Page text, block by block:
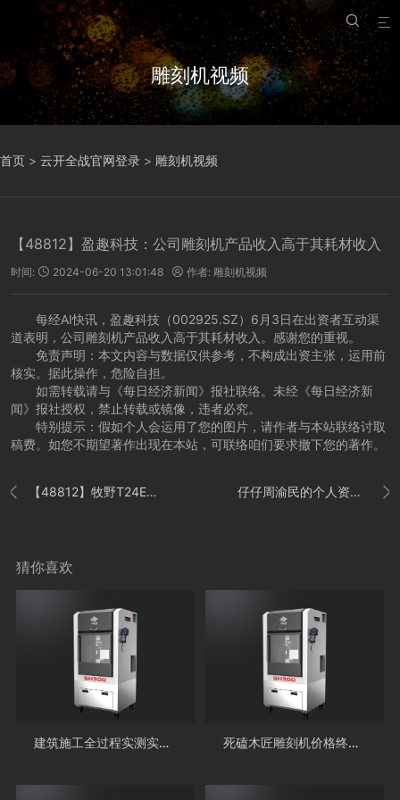


雕刻机视频
首页 > 云开全战官网登录 > 雕刻机视频
【48812】盈趣科技：公司雕刻机产品收入高于其耗材收入
时间:  2024-06-20 13:01:48  作者: 雕刻机视频
每经AI快讯，盈趣科技（002925.SZ）6月3日在出资者互动渠
道表明，公司雕刻机产品收入高于其耗材收入。感谢您的重视。
免责声明：本文内容与数据仅供参考，不构成出资主张，运用前
核实。据此操作，危险自担。
如需转载请与《每日经济新闻》报社联络。未经《每日经济新
闻》报社授权，禁止转载或镜像，违者必究。
特别提示：假如个人会运用了您的图片，请作者与本站联络讨取
稿费。如您不期望著作出现在本站，可联络咱们要求撤下您的著作。
 【48812】牧野T24E-4060 
仔仔周渝民的个人资料及其演艺史
猜你喜欢
建筑施工全过程实测实量怎么做？总结到位！ 死磕木匠雕刻机价格终究会让厂家GAME OVER!